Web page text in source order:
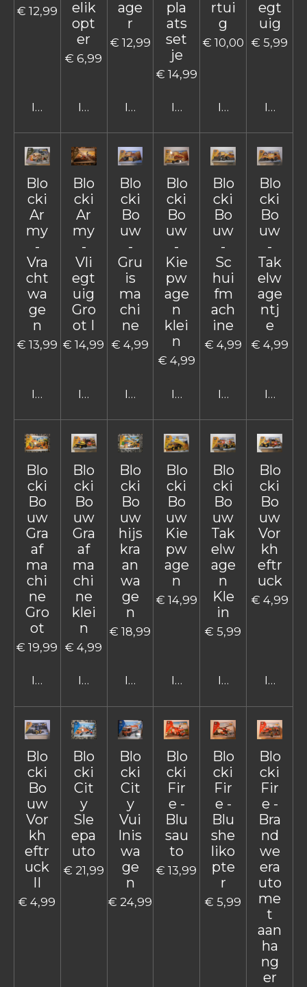
€ 12,99
In winkelwagen
elik
opt
er
€ 6,99
In winkelwagen
age
r
€ 12,99
In winkelwagen
pla
ats
set
je
€ 14,99
In winkelwagen
rtui
g
€ 10,00
In
egt
uig
€ 5,99
In
Blo
cki
Ar
my
-
Vra
cht
wa
ge
n
€ 13,99
In winkelwagen
Blo
cki
Ar
my
-
Vli
egt
uig
Gro
ot I
€ 14,99
In winkelwagen
Blo
cki
Bo
uw
-
Gru
is
ma
chi
ne
€ 4,99
In winkelwagen
Blo
cki
Bo
uw
-
Kie
pw
age
n
klei
n
€ 4,99
In winkelwagen
Blo
cki
Bo
uw
-
Sc
hui
fm
ach
ine
€ 4,99
In
Blo
cki
Bo
uw
-
Tak
elw
age
ntj
e
€ 4,99
In
Blo
cki
Bo
uw
Gra
af
ma
chi
ne
Gro
ot
€ 19,99
In winkelwagen
Blo
cki
Bo
uw
Gra
af
ma
chi
ne
klei
n
€ 4,99
In winkelwagen
Blo
cki
Bo
uw
hijs
kra
an
wa
ge
n
€ 18,99
In winkelwagen
Blo
cki
Bo
uw
Kie
pw
age
n
€ 14,99
In winkelwagen
Blo
cki
Bo
uw
Tak
elw
age
n
Kle
in
€ 5,99
In
Blo
cki
Bo
uw
Vor
kh
eftr
uck
€ 4,99
In
Blo
cki
Bo
uw
Vor
kh
eftr
uck
€ 4,99
Blo
cki
Cit
y
Sle
epa
uto
€ 21,99
Blo
cki
Cit
y
Vui
lnis
wa
ge
n
€ 24,99
Blo
cki
Fir
e -
Blu
sau
to
€ 13,99
Blo
cki
Fir
e -
Blu
she
liko
pte
r
€ 5,99
Blo
cki
Fir
e -
Bra
nd
we
era
uto
me
t
aan
ha
ng
er